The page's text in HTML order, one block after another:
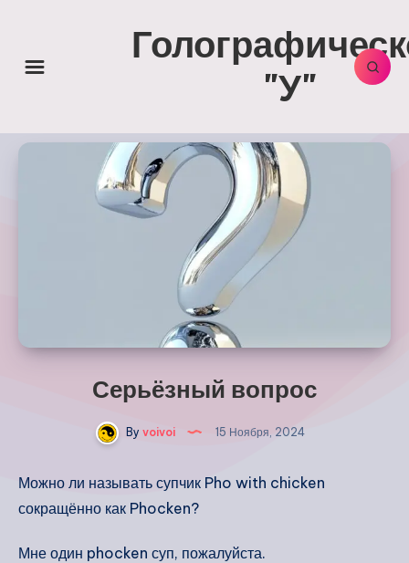
"У"
Серьёзный вопрос
By voivoi 15 Ноября, 2024
Можно ли называть супчик Pho with chicken
сокращённо как Phocken?
Мне один phocken суп, пожалуйста.